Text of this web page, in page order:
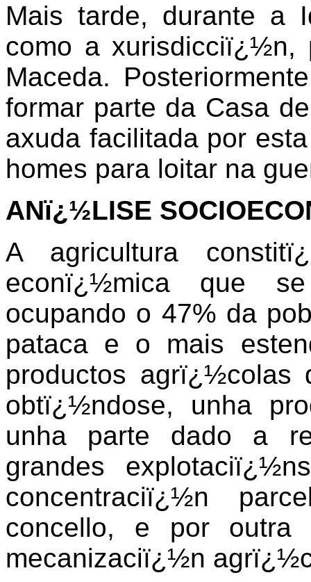
Mais tarde, durante a
como a xurisdicciï¿½n,
Maceda.
formar parte da Casa
axuda facilitada por
homes para loitar na
ANï¿½LISE
A agricultura
econï¿½mica que
ocupando o 47% da
pataca e o mais
productos agrï¿½colas
obtï¿½ndose, unha
unha parte dado a
grandes
concentraciï¿½n
concello, e por outra
mecanizaciï¿½n